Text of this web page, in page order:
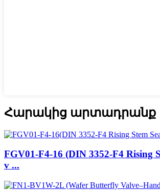
Հարակից արտադրանք
FGV01-F4-16 (DIN 3352-F4 Rising
v ...